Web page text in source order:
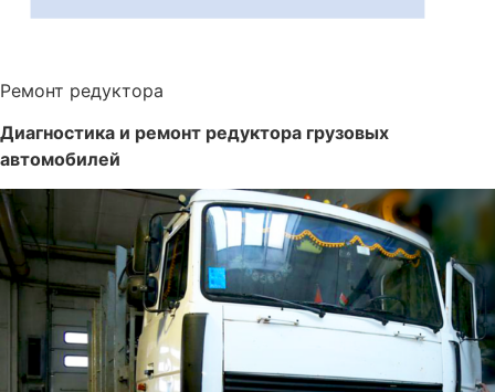
Ремонт редуктора
Диагностика и ремонт редуктора грузовых
автомобилей